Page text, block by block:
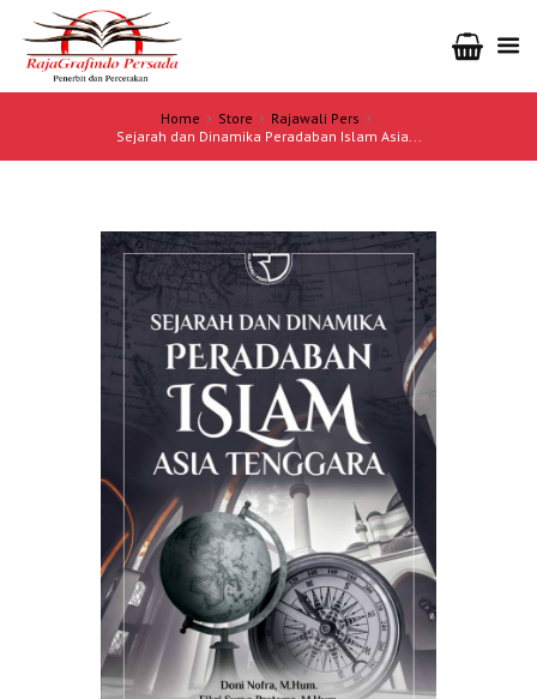
Home Store
Rajawali Pers
Sejarah dan Dinamika Peradaban Islam Asia...